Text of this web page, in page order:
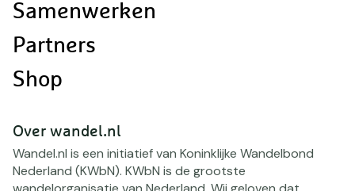
Samenwerken
Partners
Shop
Over wandel.nl
Wandel.nl is een initiatief van Koninklijke Wandelbond
Nederland (KWbN). KWbN is de grootste